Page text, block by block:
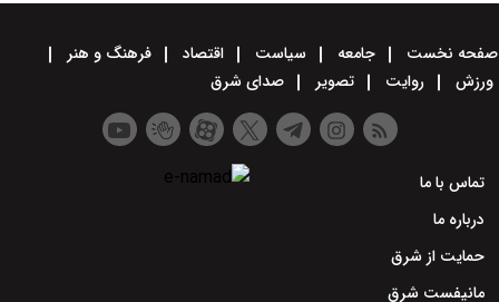
صفحه نخست جامعه سیاست اقتصاد
فرهنگ و هنر
ورزش
روایت تصویر صدای شرق
تماس با ما
درباره ما
حمایت از شرق
مانیفست شرق